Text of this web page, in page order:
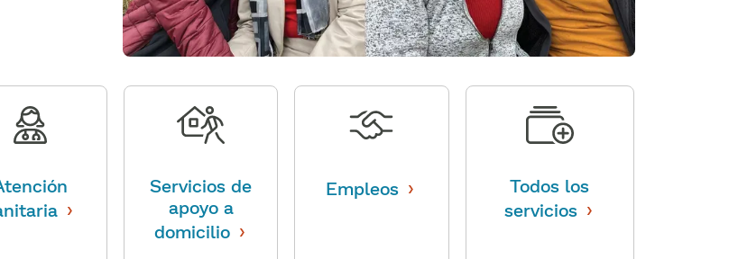
›
Servicios de
apoyo a
domicilio ›
Empleos ›
Todos los
servicios ›